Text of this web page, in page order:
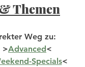
Themen
Weg zu:
>Advanced<
Specials<